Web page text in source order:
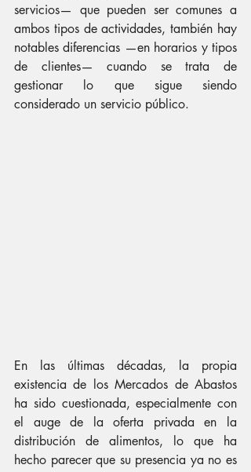
servicios— que pueden ser comunes a
ambos tipos de actividades, también hay
notables diferencias —en horarios y tipos
de clientes— cuando se trata de
gestionar lo que sigue siendo
considerado un servicio público.
En las últimas décadas, la propia
existencia de los Mercados de Abastos
ha sido cuestionada, especialmente con
el auge de la oferta privada en la
distribución de alimentos, lo que ha
hecho parecer que su presencia ya no es